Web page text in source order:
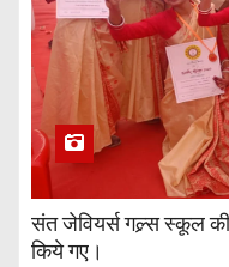
संत जेवियर्स गल्र्स स्कूल
किये गए।